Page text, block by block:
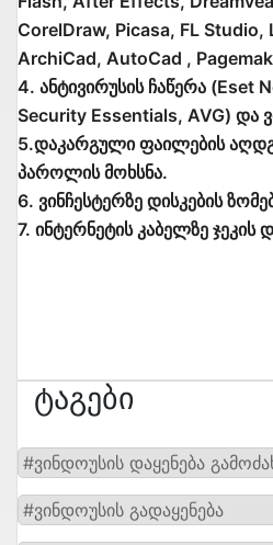
CorelDraw, Picasa, FL
ArchiCad, AutoCad ,
4. ანტივირუსის ჩაწერა
Security Essentials, AVG) და
5.დაკარგული ფაილების
პაროლის მოხსნა.
6. ვინჩესტერზე დისკების
7. ინტერნეტის კაბელზე ჯეკის
Ტაგები
#ვინდოუსის დაყენება
#ვინდოუსის გადაყენება